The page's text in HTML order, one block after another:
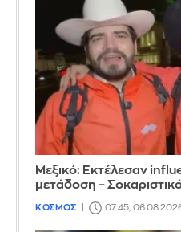
Μεξικό: Εκτέλεσαν
μετάδοση –
ΚΟΣΜΟΣ 07:45,